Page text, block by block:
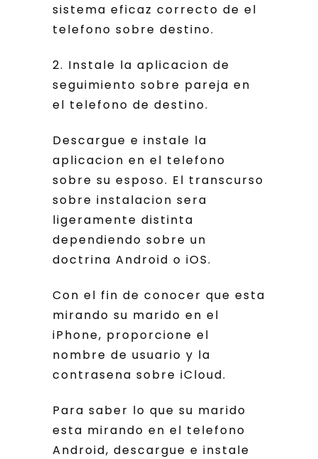
sistema eficaz correcto de el
telefono sobre destino.
2. Instale la aplicacion de
seguimiento sobre pareja en
el telefono de destino.
Descargue e instale la
aplicacion en el telefono
sobre su esposo. El transcurso
sobre instalacion sera
ligeramente distinta
dependiendo sobre un
doctrina Android o iOS.
Con el fin de conocer que esta
mirando su marido en el
iPhone, proporcione el
nombre de usuario y la
contrasena sobre iCloud.
Para saber lo que su marido
esta mirando en el telefono
Android, descargue e instale